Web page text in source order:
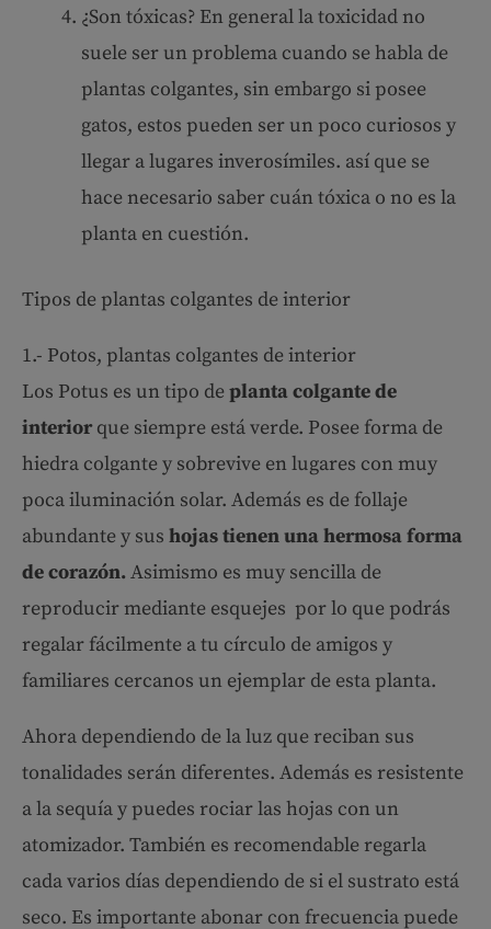
¿Son tóxicas? En general la toxicidad no
suele ser un problema cuando se habla de
plantas colgantes, sin embargo si posee
gatos, estos pueden ser un poco curiosos y
llegar a lugares inverosímiles. así que se
hace necesario saber cuán tóxica o no es la
planta en cuestión.
Tipos de plantas colgantes de interior
1.- Potos, plantas colgantes de interior
Los Potus es un tipo deplanta colgante de
interiorque siempre está verde. Posee forma de
hiedra colgante y sobrevive en lugares con muy
poca iluminación solar. Además es de follaje
abundante y sus hojas tienen una hermosa forma
de corazón.Asimismo es muy sencilla de
reproducir mediante esquejes por lo que podrás
regalar fácilmente a tu círculo de amigos y
familiares cercanos un ejemplar de esta planta.
Ahora dependiendo de la luz que reciban sus
tonalidades serán diferentes. Además es resistente
a la sequía y puedes rociar las hojas con un
atomizador. También es recomendable regarla
cada varios días dependiendo de si el sustrato está
seco. Es importante abonar con frecuencia puede